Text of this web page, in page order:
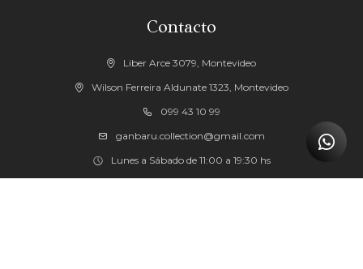
Contacto
Liber Arce 3079, Montevideo
Wilson Ferreira Aldunate 1323, Montevideo
099 43 10 99
ganbaru.collection@gmail.com
Lunes a Sábado de 11:00 a 19:30 hs